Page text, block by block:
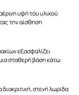
υφή του υλικού
την αίσθηση
εξασφαλίζει
σταθερή βάση κάτω
διακριτική, στενή λωρίδα